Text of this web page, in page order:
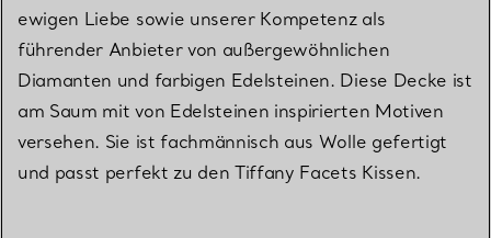
ewigen Liebe sowie unserer Kompetenz als
führender Anbieter von außergewöhnlichen
Diamanten und farbigen Edelsteinen. Diese Decke ist
am Saum mit von Edelsteinen inspirierten Motiven
versehen. Sie ist fachmännisch aus Wolle gefertigt
und passt perfekt zu den Tiffany Facets Kissen.